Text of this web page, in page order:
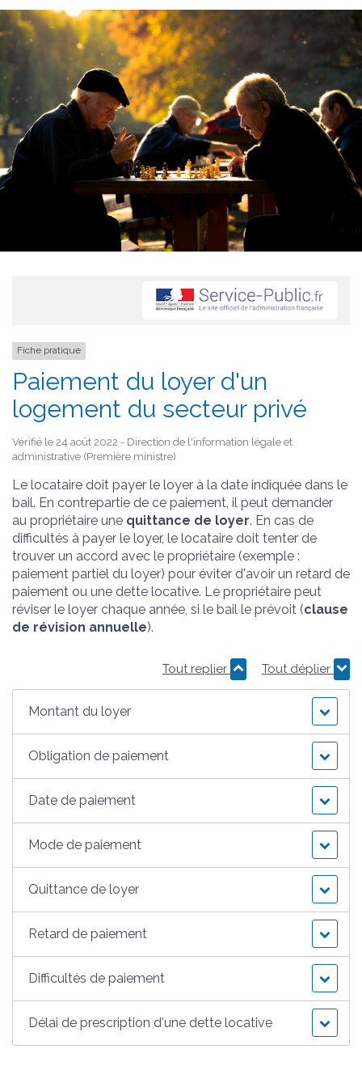
Fiche pratique
Paiement du loyer d'un
logement du secteur privé
Vérifié le 24 août 2022 - Direction de l'information légale et
administrative (Première ministre)
Le locataire doit payer le loyer à la date indiquée dans le
bail. En contrepartie de ce paiement, il peut demander
au propriétaire une quittance de loyer. En cas de
difficultés à payer le loyer, le locataire doit tenter de
trouver un accord avec le propriétaire (exemple :
paiement partiel du loyer) pour éviter d'avoir un retard de
paiement ou une dette locative. Le propriétaire peut
réviser le loyer chaque année, si le bail le prévoit (clause
de révision annuelle).
Tout replier Tout déplier
Montant du loyer
Obligation de paiement
Date de paiement
Mode de paiement
Quittance de loyer
Retard de paiement
Difficultés de paiement
Délai de prescription d'une dette locative